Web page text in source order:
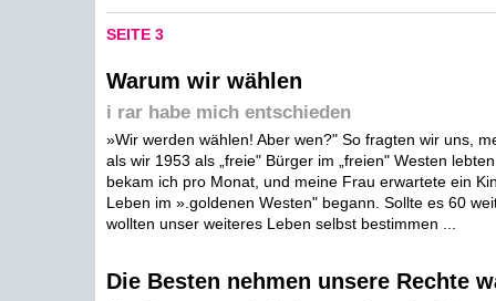
SEITE 3
Warum wir wählen
i rar habe mich entschieden
»Wir werden wählen! Aber wen?" So fragten wir uns,
als wir 1953 als „freie" Bürger im „freien" Westen
bekam ich pro Monat, und meine Frau erwartete ein
Leben im ».goldenen Westen" begann. Sollte es 60
wollten unser weiteres Leben selbst bestimmen ...
Die Besten nehmen unsere Rechte